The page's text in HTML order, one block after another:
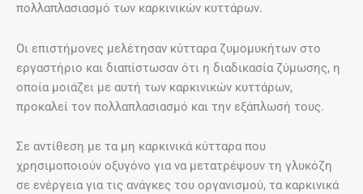
πολλαπλασιασμό των καρκινικών κυττάρων.
Οι επιστήμονες μελέτησαν κύτταρα ζυμομυκήτων στο
εργαστήριο και διαπίστωσαν ότι η διαδικασία ζύμωσης, η
οποία μοιάζει με αυτή των καρκινικών κυττάρων,
προκαλεί τον πολλαπλασιασμό και την εξάπλωσή τους.
Σε αντίθεση με τα μη καρκινικά κύτταρα που
χρησιμοποιούν οξυγόνο για να μετατρέψουν τη γλυκόζη
σε ενέργεια για τις ανάγκες του οργανισμού, τα καρκινικά